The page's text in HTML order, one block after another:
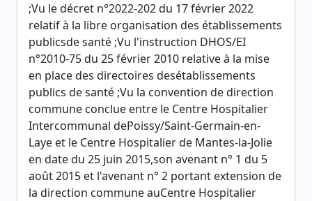
;Vu le décret n°2022-202 du 17 février 2022
relatif à la libre organisation des établissements
publicsde santé ;Vu l'instruction DHOS/EI
n°2010-75 du 25 février 2010 relative à la mise
en place des directoires desétablissements
publics de santé ;Vu la convention de direction
commune conclue entre le Centre Hospitalier
Intercommunal dePoissy/Saint-Germain-en-
Laye et le Centre Hospitalier de Mantes-la-Jolie
en date du 25 juin 2015,son avenant n° 1 du 5
août 2015 et l'avenant n° 2 portant extension de
la direction commune auCentre Hospitalier